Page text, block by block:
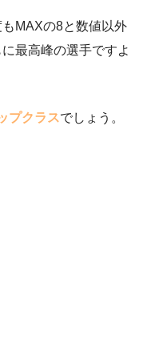
MAXの8と数値以外
最高峰の選手ですよ
プクラスでしょう。